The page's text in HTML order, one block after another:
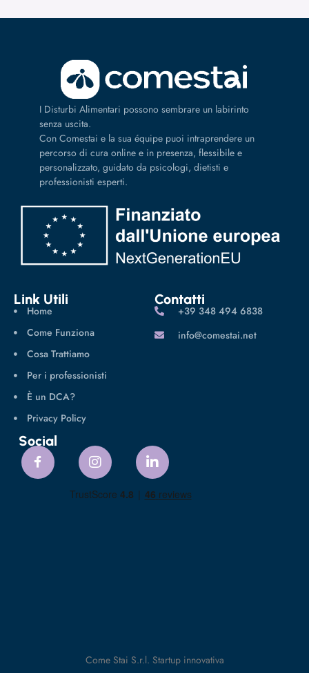
I Disturbi Alimentari possono sembrare un labirinto
senza uscita.
Con Comestai e la sua équipe puoi intraprendere un
percorso di cura online e in presenza, flessibile e
personalizzato, guidato da psicologi, dietisti e
professionisti esperti.
Link Utili
Home
Come Funziona
Cosa Trattiamo
Per i professionisti
È un DCA?
Privacy Policy
Contatti
‪+39 348 494 6838
info@comestai.net
Social
Come Stai S.r.l. Startup innovativa